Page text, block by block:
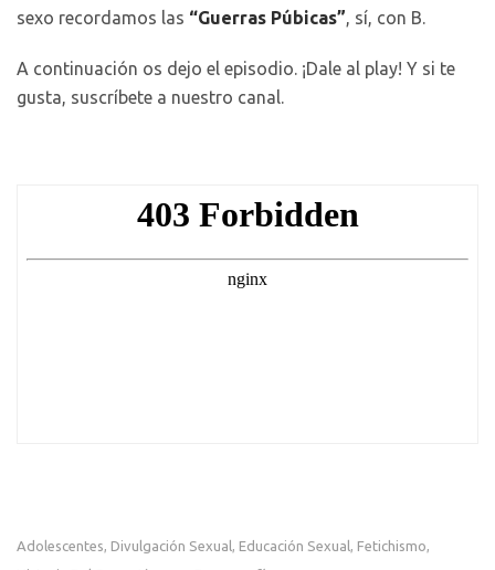
sexo recordamos las “Guerras Púbicas”, sí, con B.
A continuación os dejo el episodio. ¡Dale al play! Y si te
gusta, suscríbete a nuestro canal.
Adolescentes, Divulgación Sexual , Educación Sexual , Fetichismo,